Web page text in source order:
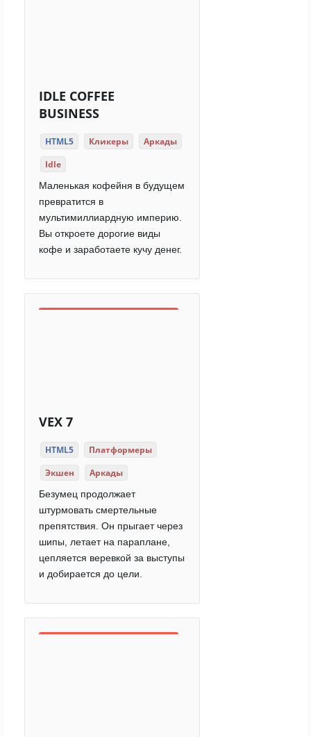
IDLE COFFEE
BUSINESS
HTML5 Кликеры
Аркады
Idle
Маленькая кофейня в будущем
превратится в
мультимиллиардную империю.
Вы откроете дорогие виды
кофе и заработаете кучу денег.
VEX 7
HTML5
Платформеры
Экшен
Аркады
Безумец продолжает
штурмовать смертельные
препятствия. Он прыгает через
шипы, летает на параплане,
цепляется веревкой за выступы
и добирается до цели.